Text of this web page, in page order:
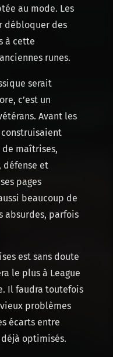
au mode. Les
débloquer des
à cette
runes.
serait
c’est un
Avant les
construisaient
de maîtrises,
défense et
pages
beaucoup de
absurdes, parfois
est sans doute
le plus à League
Il faudra toutefois
problèmes
écarts entre
optimisés.